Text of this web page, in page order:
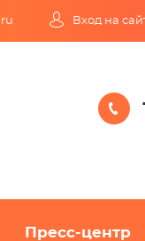
Вход на
Пресс-центр